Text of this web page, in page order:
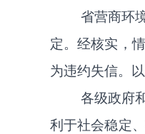
省营商环
定。经核实，
为违约失信。
各级政府
利于社会稳定